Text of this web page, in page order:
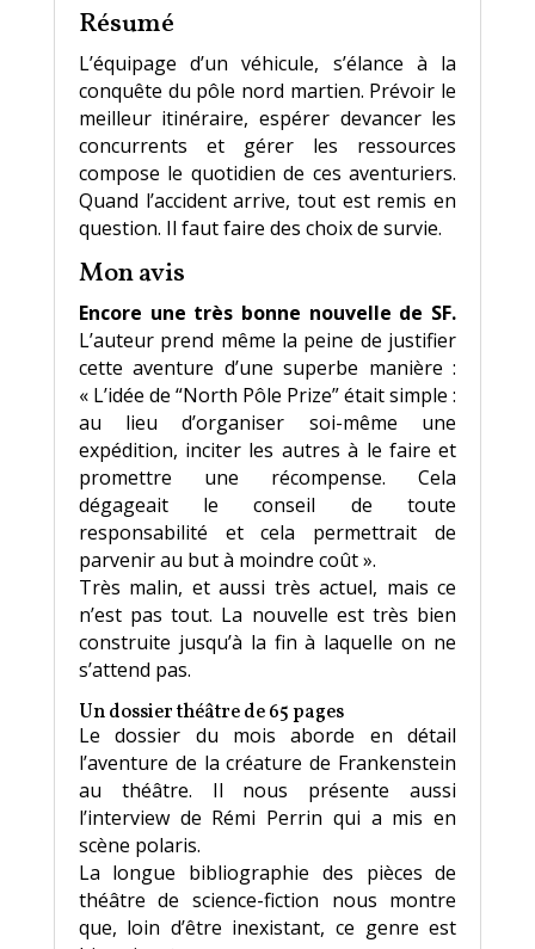
Résumé
L’équipage d’un véhicule, s’élance à la
conquête du pôle nord martien. Prévoir le
meilleur itinéraire, espérer devancer les
concurrents et gérer les ressources
compose le quotidien de ces aventuriers.
Quand l’accident arrive, tout est remis en
question. Il faut faire des choix de survie.
Mon avis
Encore une très bonne nouvelle de SF.
L’auteur prend même la peine de justifier
cette aventure d’une superbe manière :
« L’idée de “North Pôle Prize” était simple :
au lieu d’organiser soi-même une
expédition, inciter les autres à le faire et
promettre une récompense. Cela
dégageait le conseil de toute
responsabilité et cela permettrait de
parvenir au but à moindre coût ».
Très malin, et aussi très actuel, mais ce
n’est pas tout. La nouvelle est très bien
construite jusqu’à la fin à laquelle on ne
s’attend pas.
Un dossier théâtre de 65 pages
Le dossier du mois aborde en détail
l’aventure de la créature de Frankenstein
au théâtre. Il nous présente aussi
l’interview de Rémi Perrin qui a mis en
scène polaris.
La longue bibliographie des pièces de
théâtre de science-fiction nous montre
que, loin d’être inexistant, ce genre est